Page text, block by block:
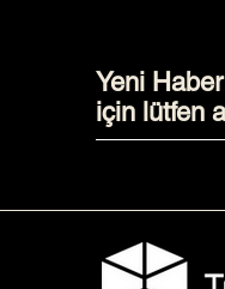
Yeni
için lütfen